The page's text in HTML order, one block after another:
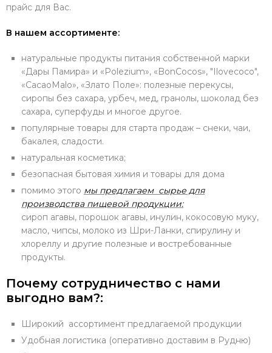
прайс для Вас.
В нашем ассортименте:
натуральные продукты питания собственной марки
«Дары Памира» и «Polezium», «BonCocos», "Ilovecoco",
«CacaoMalo», «Злато Поле»: полезные перекусы,
сиропы без сахара, урбеч, мед, гранолы, шоколад без
сахара, суперфуды и многое другое.
популярные товары для старта продаж – снеки, чаи,
бакалея, сладости.
натуральная косметика;
безопасная бытовая химия и товары для дома
помимо этого мы предлагаем сырье для
производства пищевой продукции:
сироп агавы, порошок агавы, инулин, кокосовую муку,
масло, чипсы, молоко из Шри-Ланки, спирулину и
хлореллу и другие полезные и востребованные
продукты.
Почему сотрудничество с нами
выгодно вам?:
Широкий ассортимент предлагаемой продукции
Удобная логистика (оперативно доставим в Рудню)